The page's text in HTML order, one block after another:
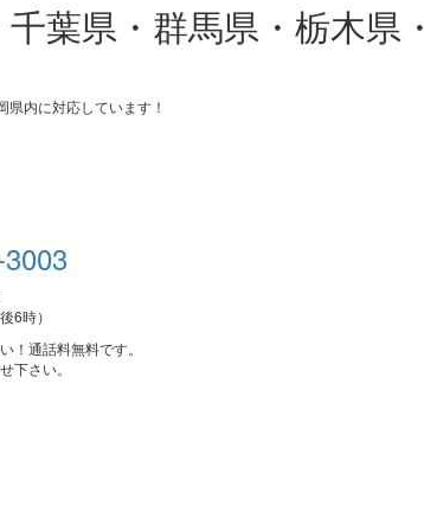
葉県・群馬県・栃木県・
内に対応しています！
6時）
！通話料無料です。
下さい。